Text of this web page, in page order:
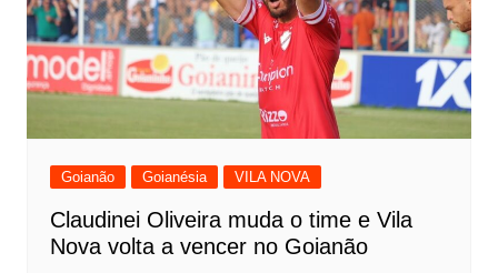
Goianão Goianésia VILA NOVA
Claudinei Oliveira muda o time e Vila
Nova volta a vencer no Goianão